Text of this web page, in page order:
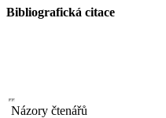
Bibliografická citace
Názory čtenářů